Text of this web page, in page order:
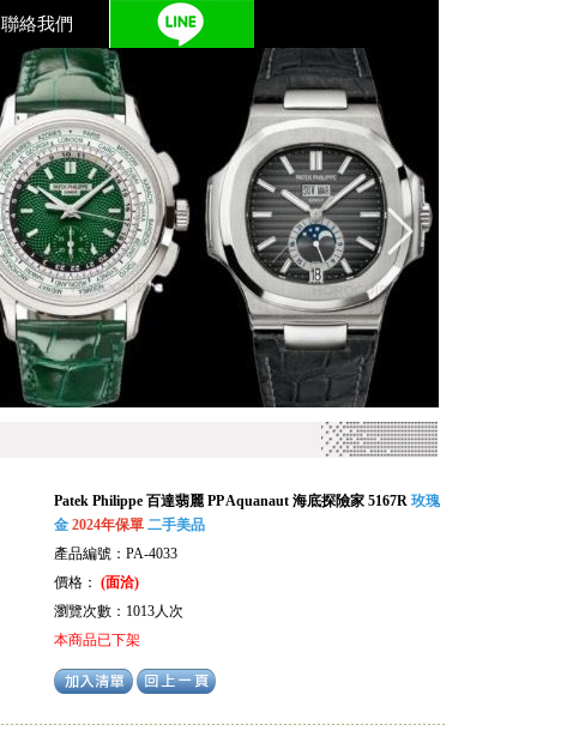
聯絡我們
Patek Philippe 百達翡麗 PP Aquanaut 海底探險家 5167R 玫瑰
金 2024年保單 二手美品
產品編號：PA-4033
價格： (面洽)
瀏覽次數：1013人次
本商品已下架